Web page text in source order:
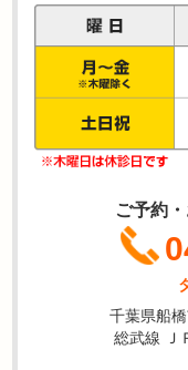
ご予約
千葉県船
総武線 Ｊ